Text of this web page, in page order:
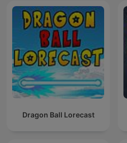
Dragon Ball Lorecast